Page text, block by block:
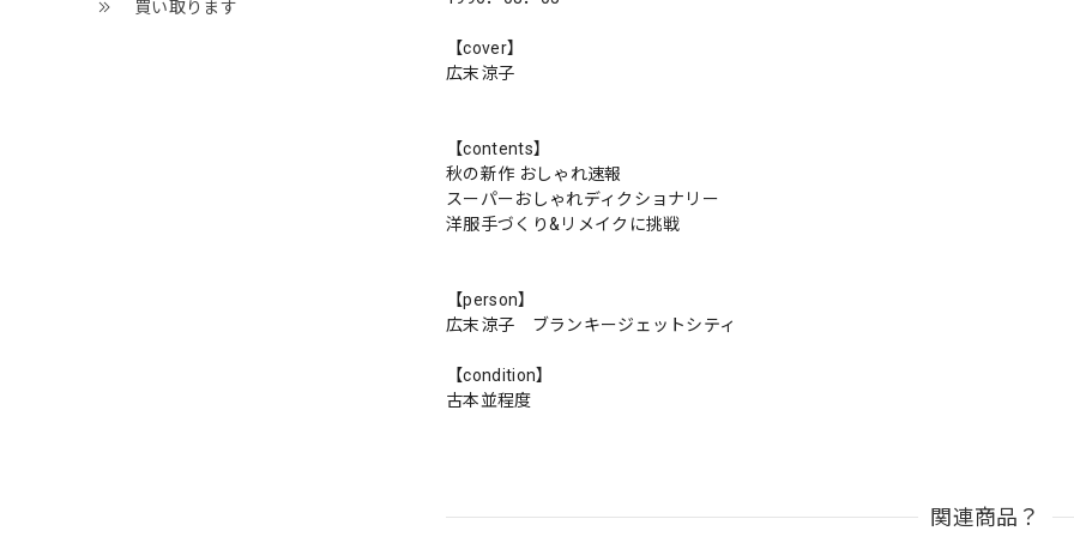
買い取ります
【cover】
広末涼子
【contents】
秋の新作 おしゃれ速報
スーパーおしゃれディクショナリー
洋服手づくり&リメイクに挑戦
【person】
広末涼子 ブランキージェットシティ
【condition】
古本並程度
関連商品？